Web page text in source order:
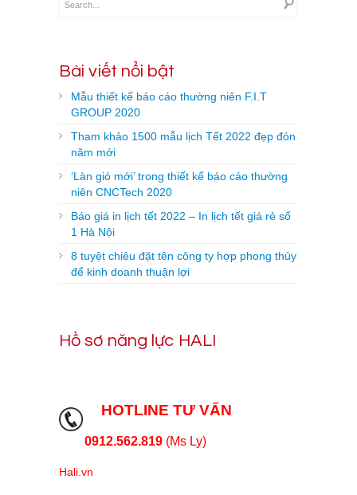
Bài viết nổi bật
Mẫu thiết kế báo cáo thường niên F.I.T
GROUP 2020
Tham khảo 1500 mẫu lịch Tết 2022 đẹp đón
năm mới
‘Làn gió mới’ trong thiết kế báo cáo thường
niên CNCTech 2020
Báo giá in lịch tết 2022 – In lịch tết giá rẻ số
1 Hà Nội
8 tuyệt chiêu đặt tên công ty hợp phong thủy
để kinh doanh thuận lợi
Hồ sơ năng lực HALI
HOTLINE TƯ VẤN
0912.562.819 (Ms Ly)
Hali.vn